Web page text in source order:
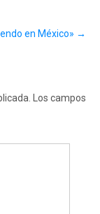
en México» →
Los campos